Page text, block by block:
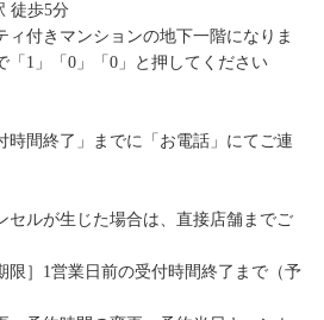
徒歩5分
付きマンションの地下一階になりま
「1」「0」「0」と押してください
時間終了」までに「お電話」にてご連
セルが生じた場合は、直接店舗までご
限］1営業日前の受付時間終了まで（予